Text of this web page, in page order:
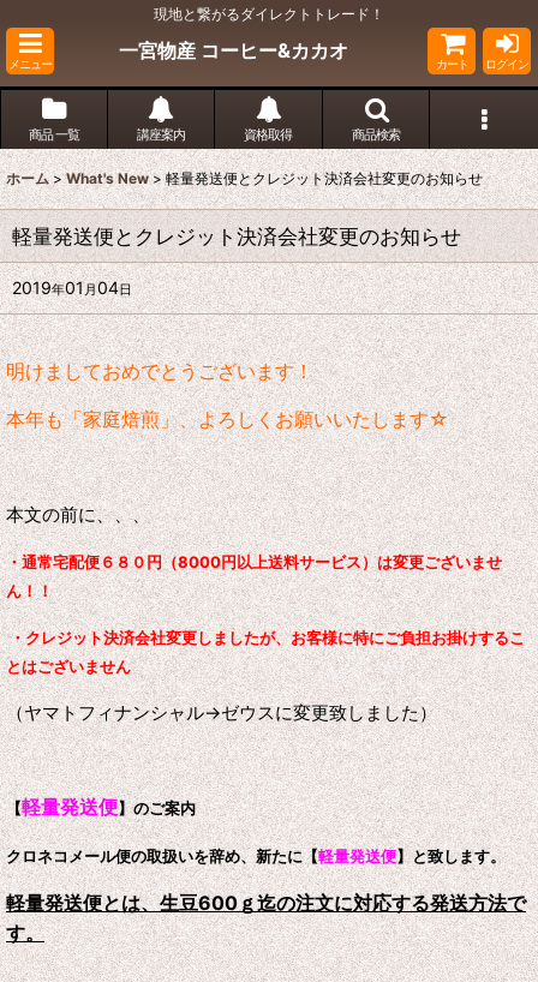
現地と繋がるダイレクトトレード！
メニュー
一宮物産 コーヒー&カカオ
カート ログイン
商品 一覧 講座案内 資格取得 商品検索
ホーム > What's New > 軽量発送便とクレジット決済会社変更のお知らせ
軽量発送便とクレジット決済会社変更のお知らせ
2019年01月04日
明けましておめでとうございます！
本年も「家庭焙煎」、よろしくお願いいたします☆
本文の前に、、、
・通常宅配便６８０円（8000円以上送料サービス）は変更ございませ
ん！！
・クレジット決済会社変更しましたが、お客様に特にご負担お掛けするこ
とはございません
（ヤマトフィナンシャル→ゼウスに変更致しました）
【軽量発送便】のご案内
クロネコメール便の取扱いを辞め、新たに【軽量発送便】と致します。
軽量発送便とは、生豆600ｇ迄の注文に対応する発送方法で
す。